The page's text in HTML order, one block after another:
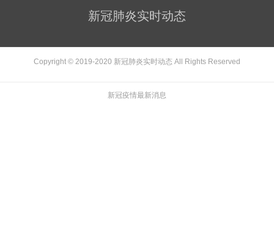
新冠肺炎实时动态
Copyright © 2019-2020 新冠肺炎实时动态 All Rights Reserved
新冠疫情最新消息